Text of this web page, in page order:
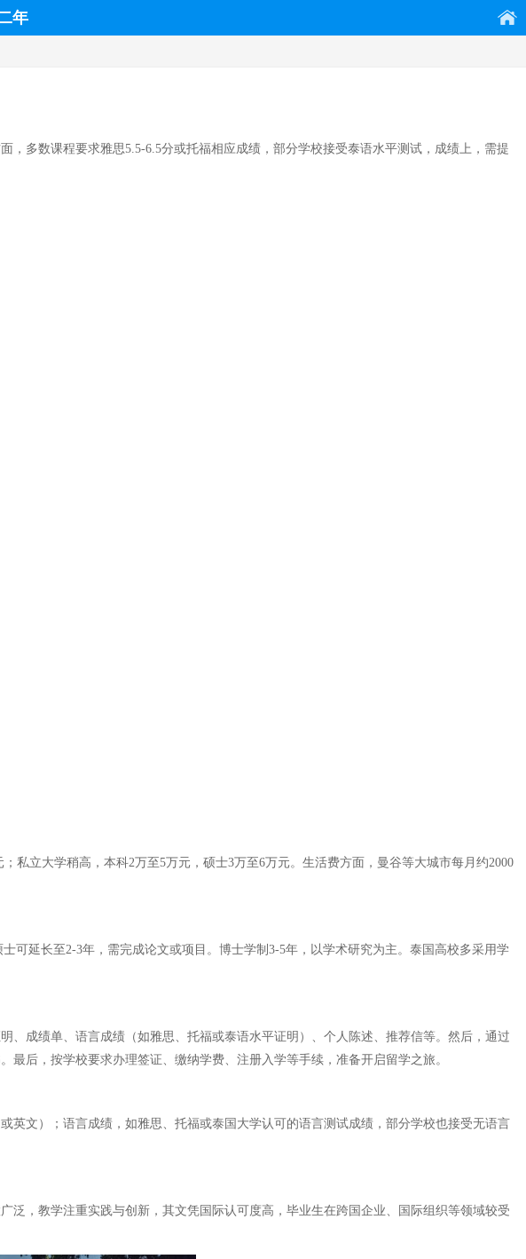
年
多数课程要求雅思5.5-6.5分或托福相应成绩，部分学校接受泰语水平测试，成绩上，需提
私立大学稍高，本科2万至5万元，硕士3万至6万元。生活费方面，曼谷等大城市每月约2000
可延长至2-3年，需完成论文或项目。博士学制3-5年，以学术研究为主。泰国高校多采用学
成绩单、语言成绩（如雅思、托福或泰语水平证明）、个人陈述、推荐信等。然后，通过
后，按学校要求办理签证、缴纳学费、注册入学等手续，准备开启留学之旅。
文）；语言成绩，如雅思、托福或泰国大学认可的语言测试成绩，部分学校也接受无语言
，教学注重实践与创新，其文凭国际认可度高，毕业生在跨国企业、国际组织等领域较受